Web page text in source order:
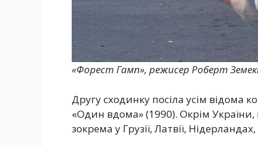
«Форест Гамп», режисер Роберт
Другу сходинку посіла усім відома
«Один вдома» (1990). Окрім
зокрема у Грузії, Латвії, Нідерландах,